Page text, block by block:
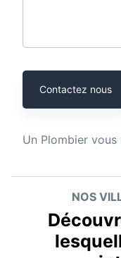
Contactez nous
Un Plombier vous
NOS